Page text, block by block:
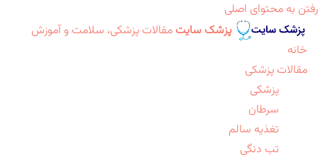
رفتن به محتوای اصلی
پزشک سایت مقالات پزشکی، سلامت و آموزش
خانه
مقالات پزشکی
پزشکی
سرطان
تغذیه سالم
تب دنگی